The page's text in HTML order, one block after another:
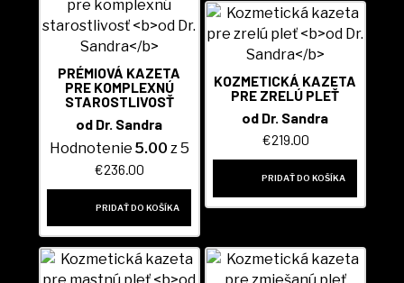
PRÉMIOVÁ KAZETA
PRE KOMPLEXNÚ
STAROSTLIVOSŤ
od Dr. Sandra
Hodnotenie 5.00 z 5
€236.00
PRIDAŤ DO KOŠÍKA
KOZMETICKÁ KAZETA
PRE ZRELÚ PLEŤ
od Dr. Sandra
€219.00
PRIDAŤ DO KOŠÍKA